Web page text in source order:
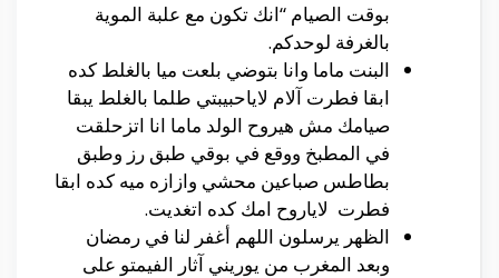
بوقت الصيام “انك تكون مع علبة الموية
بالغرفة لوحدكم.
البنت ماما وانا بتوضي بلعت ميا بالغلط كده
ابقا فطرت آلام لاياحبيبتي طلما بالغلط يبقا
صيامك مش هيروح الولد ماما انا اتزحلقت
في المطبخ ووقع في بوقي طبق رز وطبق
بطاطس صباعين محشي وازازه ميه كده ابقا
فطرت لاياروح امك كده اتغديت.
الظهر يرسلون اللهم أغفر لنا في رمضان
وبعد المغرب من يوريني آثار الفيمتو على